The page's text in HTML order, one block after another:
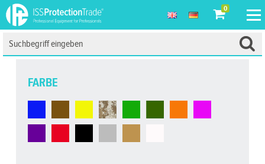
0
FARBE